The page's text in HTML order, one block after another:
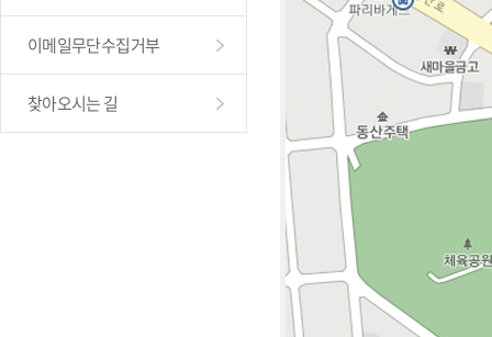
이메일무단수집거부
찾아오시는 길